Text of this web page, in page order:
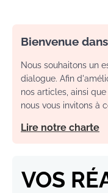
Bienvenue
Nous souhaitons un
dialogue. Afin
nos articles, ainsi
nous vous invitons à
Lire notre charte
VOS